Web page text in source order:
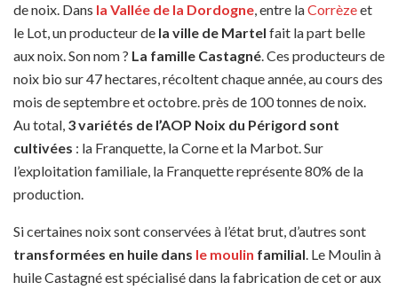
de noix. Dans la Vallée de la Dordogne, entre laCorrèzeet
le Lot, un producteur de la ville de Martel fait la part belle
aux noix. Son nom ? La famille Castagné. Ces producteurs de
noix bio sur 47 hectares, récoltent chaque année, au cours des
mois de septembre et octobre. près de 100 tonnes de noix.
Au total, 3 variétés de l’AOP Noix du Périgord sont
cultivées : la Franquette, la Corne et la Marbot. Sur
l’exploitation familiale, la Franquette représente 80% de la
production.
Si certaines noix sont conservées à l’état brut, d’autres sont
transformées en huile dans le moulin familial. Le Moulin à
huile Castagné est spécialisé dans la fabrication de cet or aux